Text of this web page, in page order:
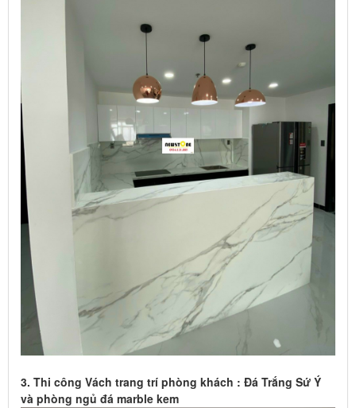
3. Thi công Vách trang trí phòng khách : Đá Trắng Sứ Ý
và phòng ngủ đá marble kem